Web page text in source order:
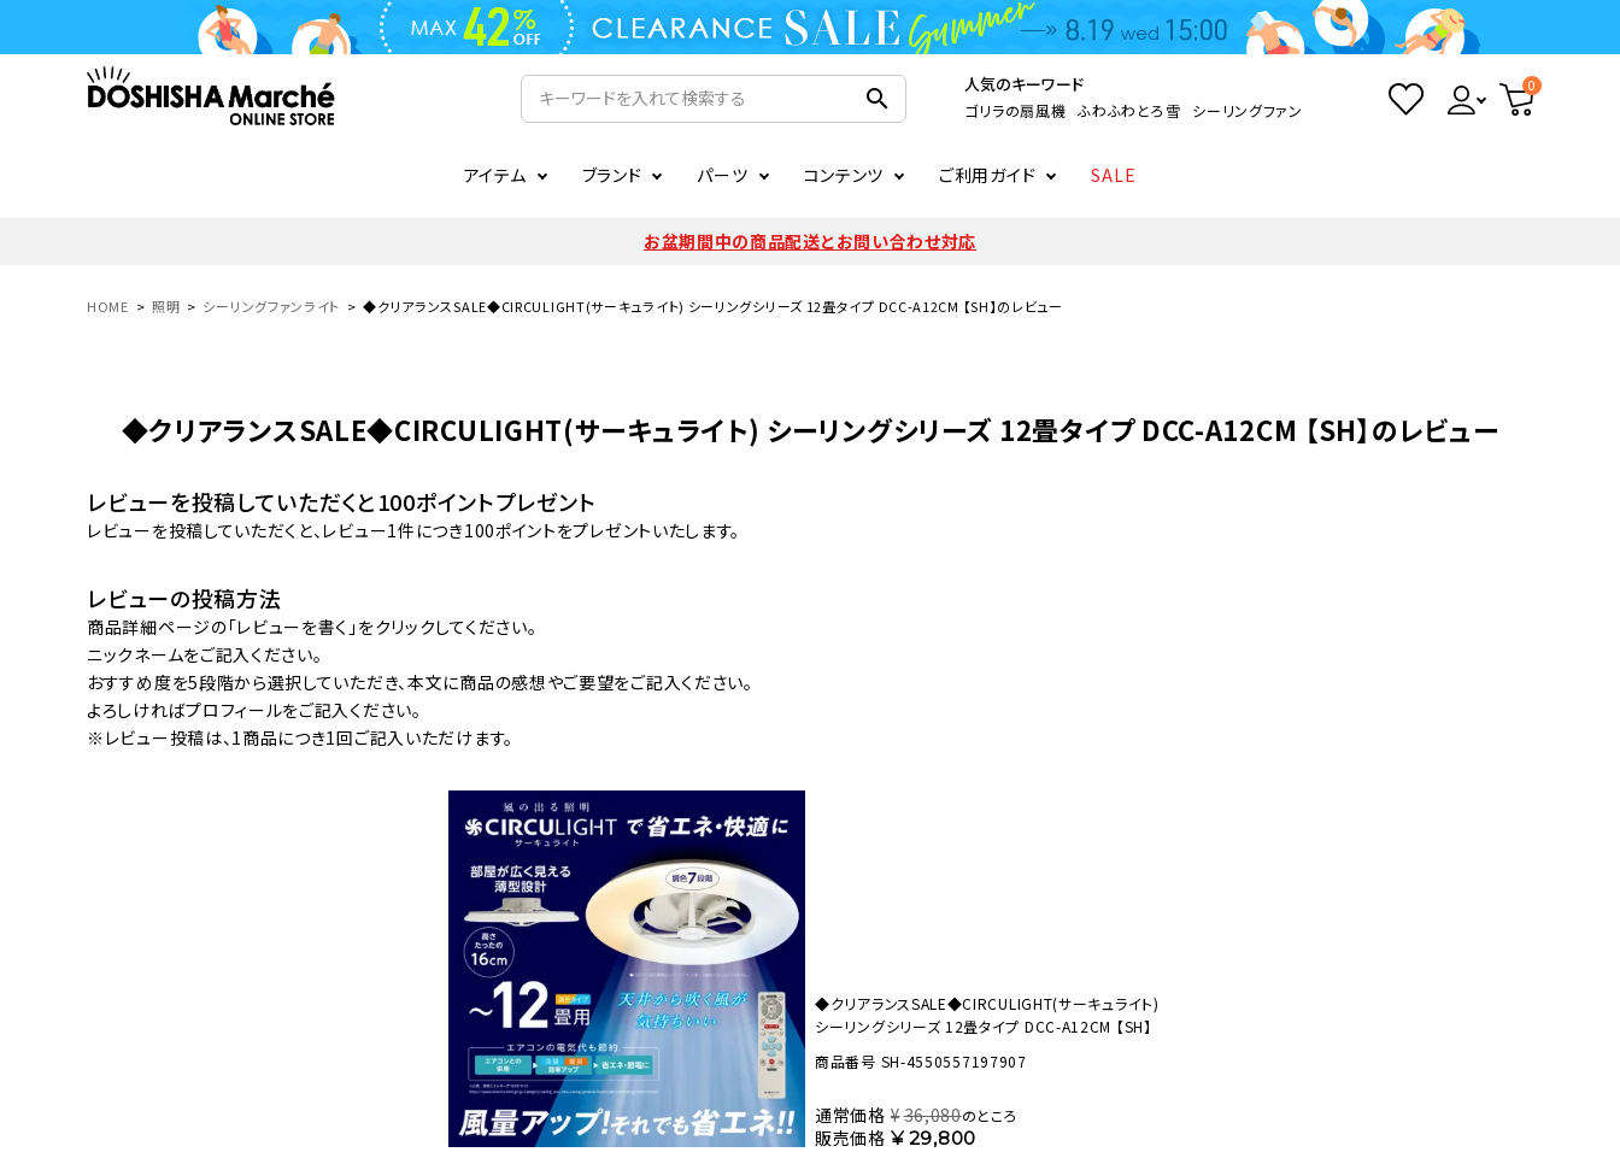
search 人気のキーワード
ゴリラの扇風機 ふわふわとろ雪 シーリングファン
0
アイテム
ボトル タンブラー・マグカップ
流しそうめん器 寝具
クールケア用品
暖房機 掃除機
美容・健康家電
AV機器
ブランド
CIRCULIGHT
オンドゾーン CORELLE LuminousLED
coocaa LUMEA
パーツ
照明関連
コンテンツ ご利用ガイド
送料とお支払いについて 注文確認メールの未着について
領収書について ご注文後のキャンセルについて 会員登録について
SALE
お盆期間中の商品配送とお問い合わせ対応
HOME 照明 シーリングファンライト ◆クリアランスSALE◆CIRCULIGHT(サーキュライト) シーリングシリーズ 12畳タイプ DCC-A12CM 【SH】のレビュー
◆クリアランスSALE◆CIRCULIGHT(サーキュライト) シーリングシリーズ 12畳タイプ DCC-A12CM 【SH】のレビュー
レビューを投稿していただくと100ポイントプレゼント
レビューを投稿していただくと、レビュー1件につき100ポイントをプレゼントいたします。
レビューの投稿方法
商品詳細ページの「レビューを書く」をクリックしてください。
ニックネームをご記入ください。
おすすめ度を5段階から選択していただき、本文に商品の感想やご要望をご記入ください。
よろしければプロフィールをご記入ください。
※レビュー投稿は、1商品につき1回ご記入いただけます。
◆クリアランスSALE◆CIRCULIGHT(サーキュライト)
シーリングシリーズ 12畳タイプ DCC-A12CM 【SH】
商品番号 SH-4550557197907
通常価格 ¥36,080のところ
販売価格 ¥29,800